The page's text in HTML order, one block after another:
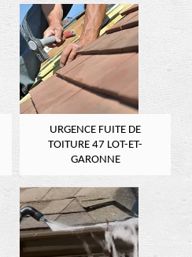
URGENCE FUITE DE
TOITURE 47 LOT-ET-
GARONNE